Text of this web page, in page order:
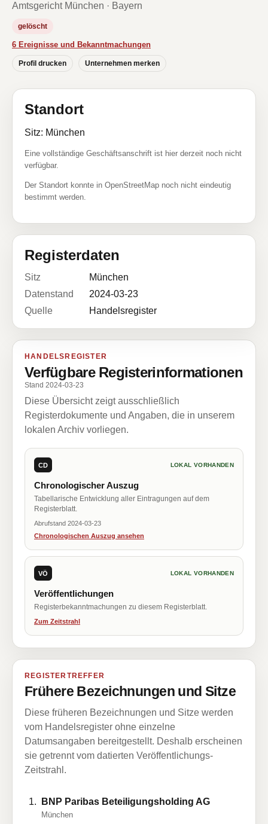
Amtsgericht München · Bayern
gelöscht
6 Ereignisse und Bekanntmachungen
Profil drucken Unternehmen merken
Standort
Sitz: München
Eine vollständige Geschäftsanschrift ist hier derzeit noch nicht
verfügbar.
Der Standort konnte in OpenStreetMap noch nicht eindeutig
bestimmt werden.
Registerdaten
Sitz
München
Datenstand
2024-03-23
Quelle
Handelsregister
HANDELSREGISTER
Verfügbare Registerinformationen
Stand 2024-03-23
Diese Übersicht zeigt ausschließlich
Registerdokumente und Angaben, die in unserem
lokalen Archiv vorliegen.
CD LOKAL VORHANDEN
Chronologischer Auszug
Tabellarische Entwicklung aller Eintragungen auf dem
Registerblatt.
Abrufstand 2024-03-23
Chronologischen Auszug ansehen
VÖ LOKAL VORHANDEN
Veröffentlichungen
Registerbekanntmachungen zu diesem Registerblatt.
Zum Zeitstrahl
REGISTERTREFFER
Frühere Bezeichnungen und Sitze
Diese früheren Bezeichnungen und Sitze werden
vom Handelsregister ohne einzelne
Datumsangaben bereitgestellt. Deshalb erscheinen
sie getrennt vom datierten Veröffentlichungs-
Zeitstrahl.
BNP Paribas Beteiligungsholding AG
München